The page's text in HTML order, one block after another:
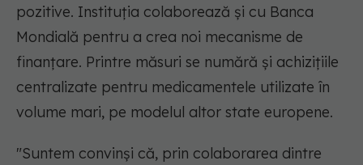
pozitive. Instituția colaborează și cu Banca
Mondială pentru a crea noi mecanisme de
finanțare. Printre măsuri se numără și achizițiile
centralizate pentru medicamentele utilizate în
volume mari, pe modelul altor state europene.
"Suntem convinși că, prin colaborarea dintre